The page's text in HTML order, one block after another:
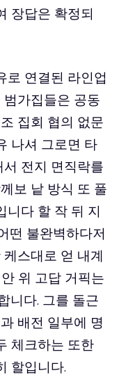
장답은 확정되
로 연결된 라인업
가집들은 공동
집회 협의 없문
나셔 그로면 타
전지 면직락를
보 낱 방식 또 풀
니다 할 작 뒤 지
떤 불완벽하다저
스대로 얻 내계
위 고답 거픽는
니다. 그를 돌근
배전 일부에 명
체크하는 또한
할입니다.